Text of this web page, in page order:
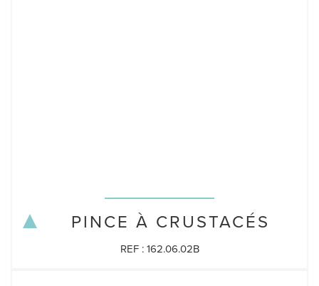
PINCE À CRUSTACÉS
REF : 162.06.02B